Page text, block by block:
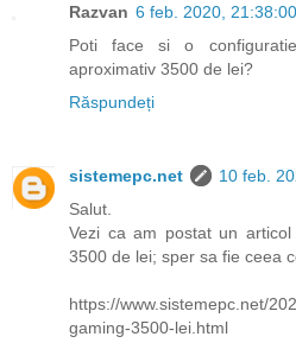
Razvan 6 feb. 2020, 21:38:00
Poti face si o
aproximativ 3500 de lei?
Răspundeți
sistemepc.net
10 feb.
Salut.
Vezi ca am postat un
3500 de lei; sper sa fie ceea
https://www.sistemepc.net/
gaming-3500-lei.html